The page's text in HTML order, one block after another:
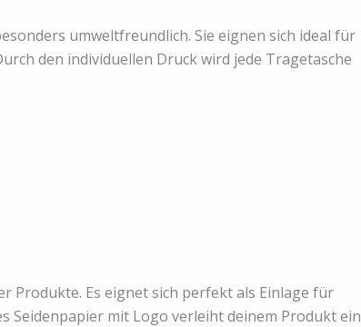
umweltfreundlich. Sie eignen sich ideal für
den individuellen Druck wird jede Tragetasche
Produkte. Es eignet sich perfekt als Einlage für
Seidenpapier mit Logo verleiht deinem Produkt ein